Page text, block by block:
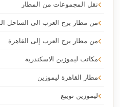
نقل المجموعات من المطار
من مطار برج العرب الى الساحل
من مطار برج العرب إلى القاهرة
مكاتب ليموزين الاسكندرية
مطار القاهرة ليموزين
ليموزين نويبع